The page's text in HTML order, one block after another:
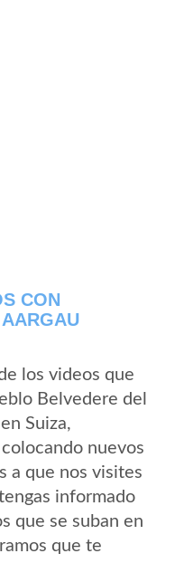
CON
los videos que
Belvedere del
Suiza,
nuevos
a que nos visites
informado
que se suban en
que te